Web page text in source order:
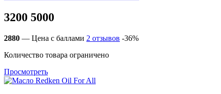
3200 5000
2880 — Цена с баллами 2 отзывов -36%
Количество товара ограничено
Просмотреть